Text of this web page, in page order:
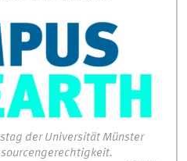
der Universität Münster